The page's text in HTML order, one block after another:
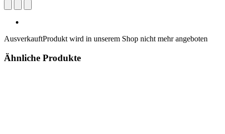
AusverkauftProdukt wird in unserem Shop nicht mehr angeboten
Ähnliche Produkte